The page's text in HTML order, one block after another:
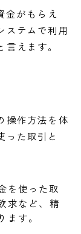
金がもらえ
ステムで利用
えます。
操作方法を体
った取引と
を使った取
求など、精
す。